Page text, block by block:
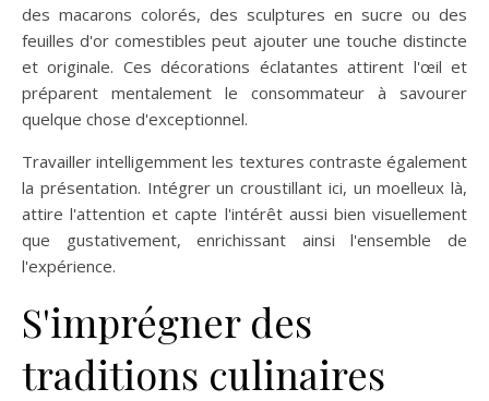
des macarons colorés, des sculptures en sucre ou des
feuilles d'or comestibles peut ajouter une touche distincte
et originale. Ces décorations éclatantes attirent l'œil et
préparent mentalement le consommateur à savourer
quelque chose d'exceptionnel.
Travailler intelligemment les textures contraste également
la présentation. Intégrer un croustillant ici, un moelleux là,
attire l'attention et capte l'intérêt aussi bien visuellement
que gustativement, enrichissant ainsi l'ensemble de
l'expérience.
S'imprégner des
traditions culinaires